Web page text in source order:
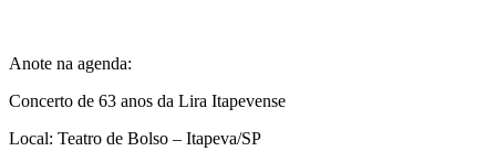
Anote na agenda:
Concerto de 63 anos da Lira Itapevense
Local: Teatro de Bolso – Itapeva/SP